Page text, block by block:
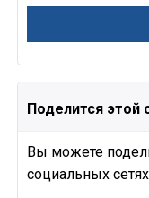
Поделится этой
Вы можете
социальных